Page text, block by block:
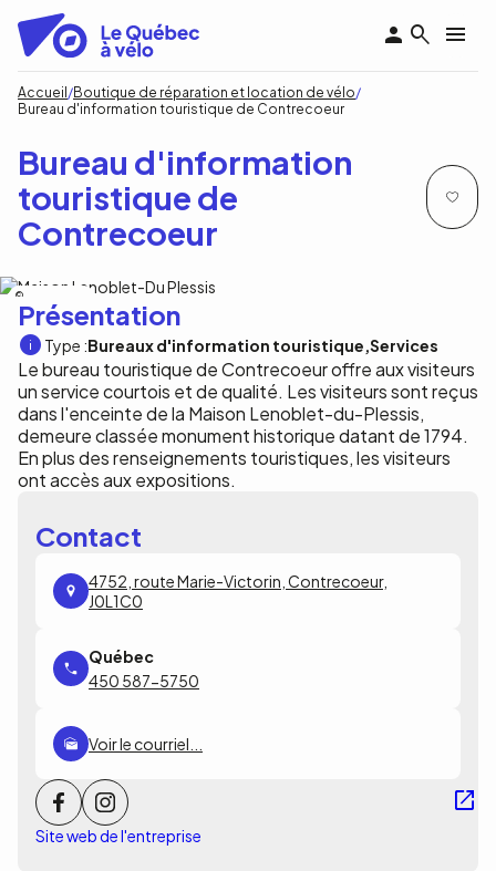
contenu
principal
Fil
Accueil
Boutique de réparation et location de vélo
Bureau d'information touristique de Contrecoeur
Bureau d'information
touristique de
Contrecoeur
Présentation
Type :Bureaux d'information touristique Services
Le bureau touristique de Contrecoeur offre aux visiteurs
un service courtois et de qualité. Les visiteurs sont reçus
dans l'enceinte de la Maison Lenoblet-du-Plessis,
demeure classée monument historique datant de 1794.
En plus des renseignements touristiques, les visiteurs
ont accès aux expositions.
Contact
4752, route Marie-Victorin, Contrecoeur,
J0L1C0
450 587-5750
Voir le courriel...
Site web de l'entreprise